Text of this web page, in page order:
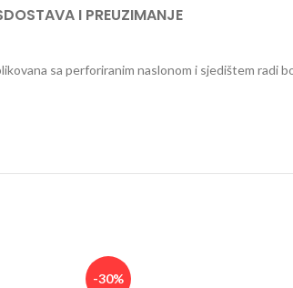
DOSTAVA I PREUZIMANJE
sa perforiranim naslonom i sjedištem radi
-30%